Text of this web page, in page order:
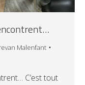
Malenfant
C’est tout